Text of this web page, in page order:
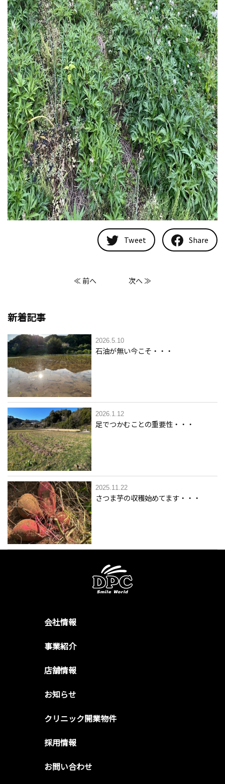
Tweet Share
≪ 前へ 次へ ≫
新着記事
2026.5.10
石油が無い今こそ・・・
2026.1.12
足でつかむことの重要性・・・
2025.11.22
さつま芋の収穫始めてます・・・
会社情報
事業紹介
店舗情報
お知らせ
クリニック開業物件
採用情報
お問い合わせ